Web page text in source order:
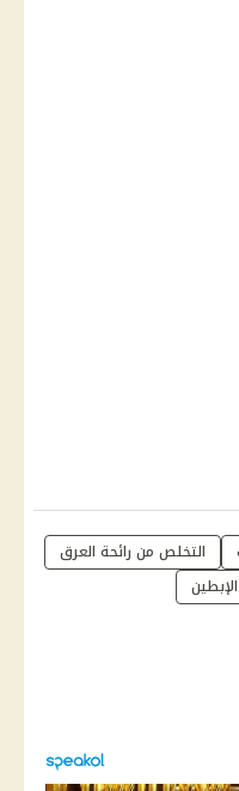
التخلص من رائحة العرق